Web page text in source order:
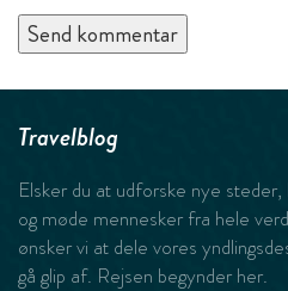
Travelblog
Elsker du at udforske nye
og møde mennesker fra hele
ønsker vi at dele vores
gå glip af. Rejsen begynder her.